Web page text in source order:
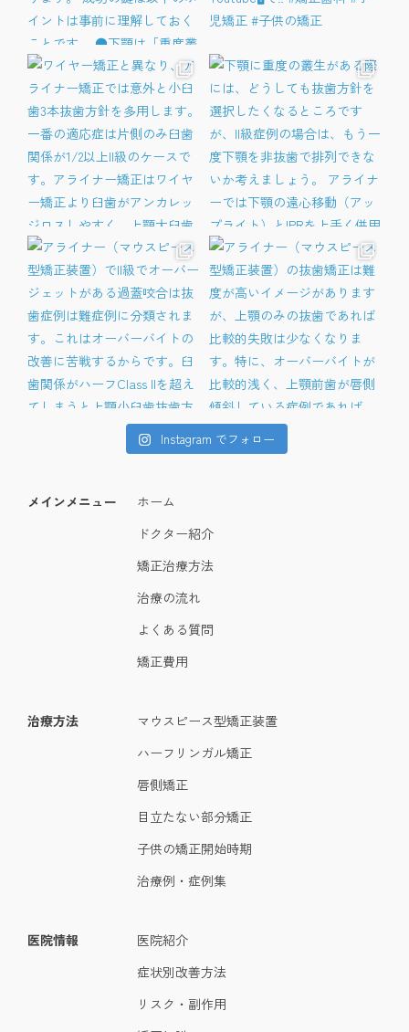
Instagram でフォロー
メインメニュー
ホーム
ドクター紹介
矯正治療方法
治療の流れ
よくある質問
矯正費用
治療方法
マウスピース型矯正装置
ハーフリンガル矯正
唇側矯正
目立たない部分矯正
子供の矯正開始時期
治療例・症例集
医院情報
医院紹介
症状別改善方法
リスク・副作用